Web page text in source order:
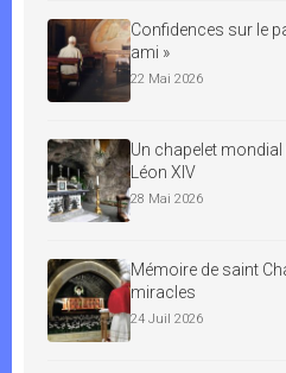
Confidences sur le
ami »
22 Mai 2026
Un chapelet
Léon XIV
28 Mai 2026
Mémoire de saint
miracles
24 Juil 2026